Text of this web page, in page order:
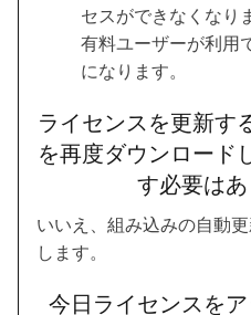
セスができなくなり
有料ユーザーが利用
になります。
ライセンスを更新す
を再度ダウンロード
す必要は
いいえ、組み込みの自動
します。
今日ライセンスを